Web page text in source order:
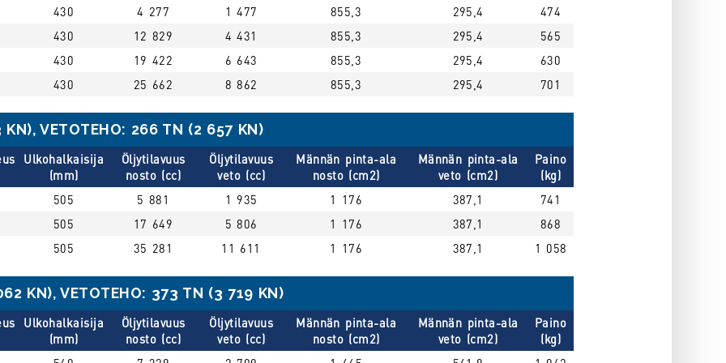
430 4 277 1 477 855,3 295,4
474
430
12 829 4 431 855,3 295,4
565
430
19 422 6 643 855,3 295,4
630
430
25 662 8 862 855,3 295,4 701
VETOTEHO: 266 TN (2 657 KN)
Ulkohalkaisija
(mm)
Öljytilavuus
nosto (cc)
Öljytilavuus
veto (cc)
Männän pinta-ala
nosto (cm2)
Männän pinta-ala
veto (cm2)
Paino
(kg)
505
5 881 1 935 1 176 387,1
741
505
17 649 5 806 1 176 387,1
868
505
35 281 11 611 1 176 387,1 1 058
KN), VETOTEHO: 373 TN (3 719 KN)
Ulkohalkaisija
(mm)
Öljytilavuus
nosto (cc)
Öljytilavuus
veto (cc)
Männän pinta-ala
nosto (cm2)
Männän pinta-ala
veto (cm2)
Paino
(kg)